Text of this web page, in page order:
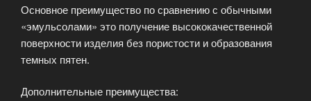
Основное преимущество по сравнению с обычными
«эмульсолами» это получение высококачественной
поверхности изделия без пористости и образования
темных пятен.
Дополнительные преимущества: